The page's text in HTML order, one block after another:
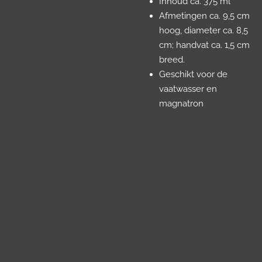
Afmetingen ca. 9,5 cm
hoog, diameter ca. 8,5
cm; handvat ca. 1,5 cm
breed.
Geschikt voor de
vaatwasser en
magnatron